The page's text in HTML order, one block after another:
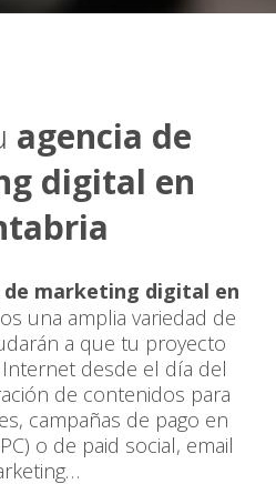
agencia de
digital en
de marketing digital en
una amplia variedad de
a que tu proyecto
desde el día del
de contenidos para
campañas de pago en
o de paid social, email